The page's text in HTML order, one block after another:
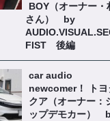
BOY（オーナー・
さん） by
FIST 後編
car audio
newcomer！ トヨ
クア（オーナー：
ップデモカー）